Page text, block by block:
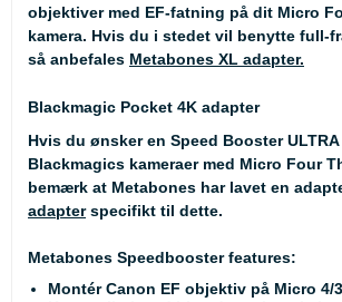
objektiver med EF-fatning på dit Micro
kamera. Hvis du i stedet vil benytte full-
så anbefales Metabones XL adapter.
Blackmagic Pocket 4K adapter
Hvis du ønsker en Speed Booster
Blackmagics kameraer med Micro Four
bemærk at Metabones har lavet en
adapterspecifikt til dette.
Metabones Speedbooster features:
Montér Canon EF objektiv på Micro 4/